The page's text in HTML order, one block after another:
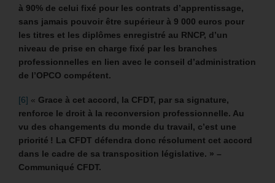
à 90% de celui fixé pour les contrats d’apprentissage,
sans jamais pouvoir être supérieur à 9 000 euros pour
les titres et les diplômes enregistré au RNCP, d’un
niveau de prise en charge fixé par les branches
professionnelles en lien avec le conseil d’administration
de l’OPCO compétent.
[6] « Grace à cet accord, la CFDT, par sa signature,
renforce le droit à la reconversion professionnelle. Au
vu des changements du monde du travail, c’est une
priorité ! La CFDT défendra donc résolument cet accord
dans le cadre de sa transposition législative. » –
Communiqué CFDT.